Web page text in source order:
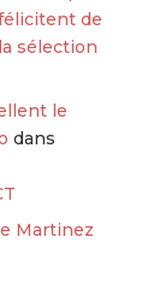
de
sélection
le
dans
Martinez